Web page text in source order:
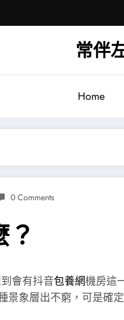
常伴
Home
0 Comments
會有抖音包養網機房這
象層出不窮，可是確